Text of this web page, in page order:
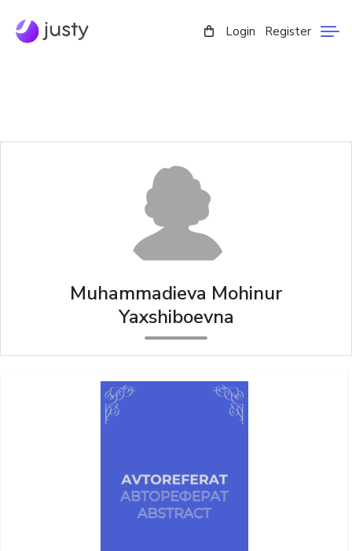
Login Register
Muhammadieva Mohinur
Yaxshiboevna